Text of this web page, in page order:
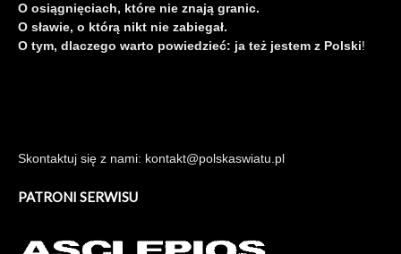
O osiągnięciach, które nie znają granic.
O sławie, o którą nikt nie zabiegał.
O tym, dlaczego warto powiedzieć: ja też jestem z Polski!
Skontaktuj się z nami: kontakt@polskaswiatu.pl
PATRONI SERWISU